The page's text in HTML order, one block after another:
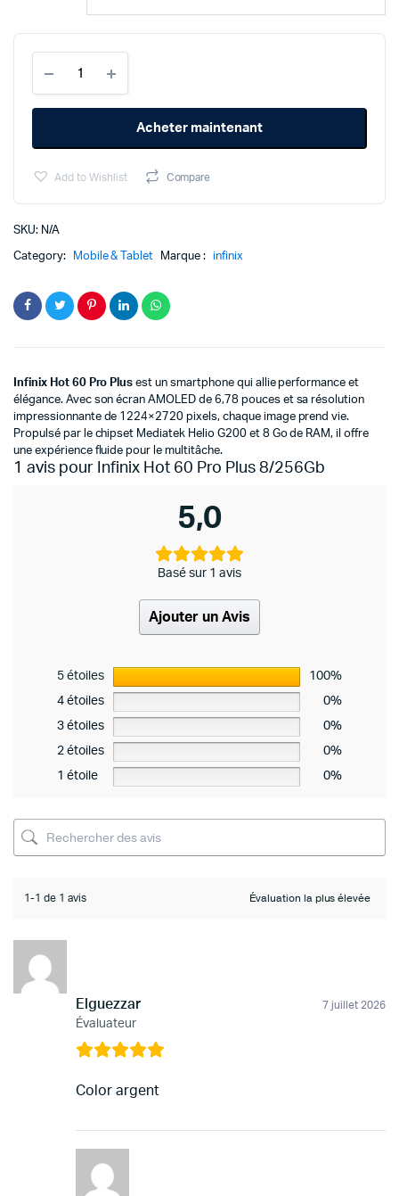
initial
3099د.م..
actuel
2179د.م..
60
Pro
8/256Gb
Acheter maintenant
Add to Wishlist Compare
SKU: N/A
Category: Mobile & Tablet Marque : infinix
Infinix Hot 60 Pro Plus est un smartphone qui allie performance et
élégance. Avec son écran AMOLED de 6,78 pouces et sa résolution
impressionnante de 1224×2720 pixels, chaque image prend vie.
Propulsé par le chipset Mediatek Helio G200 et 8 Go de RAM, il offre
une expérience fluide pour le multitâche.
1 avis pour Infinix Hot 60 Pro Plus 8/256Gb
5,0
Basé sur 1 avis
Ajouter un Avis
5 étoiles
100%
4 étoiles
0%
3 étoiles
0%
2 étoiles
0%
1 étoile
0%
1-1 de 1 avis
Elguezzar
Évaluateur
7 juillet 2026
Color argent